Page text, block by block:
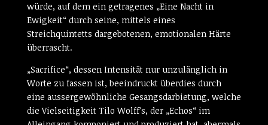
würde, auf dem ein getragenes „Eine Nacht in
Ewigkeit“ durch seine, mittels eines
Streichquintetts dargebotenen, emotionalen Härte
überrascht.
„Sacrifice“, dessen Intensität nur unzulänglich in
Worte zu fassen ist, beeindruckt überdies durch
eine aussergewöhnliche Gesangsdarbietung, welche
die Vielseitigkeit Tilo Wolff’s, der „Echos“ im